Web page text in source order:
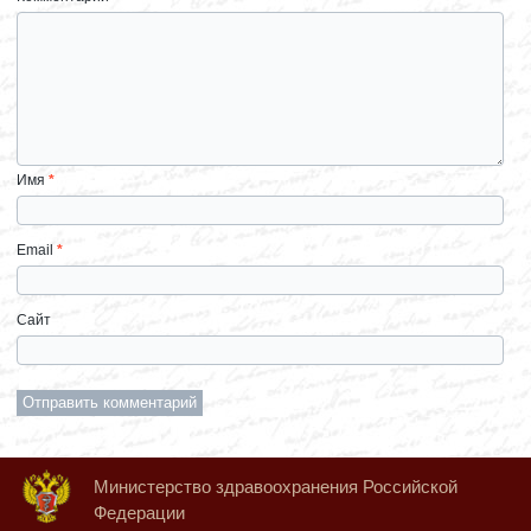
Имя*
Email*
Сайт
Министерство здравоохранения Российской
Федерации